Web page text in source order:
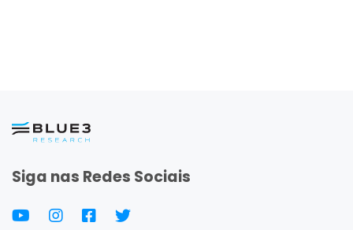
Siga nas Redes Sociais